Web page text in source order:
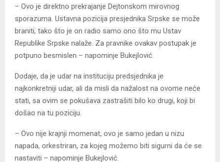
– Ovo je direktno prekrajanje Dejtonskom mirovnog
sporazuma. Ustavna pozicija presjednika Srpske se može
braniti, tako što je on radio samo ono što mu Ustav
Republike Srpske nalaže. Za pravnike ovakav postupak je
potpuno besmislen – napominje Bukejlović.
Dodaje, da je udar na instituciju predsjednika je
najkonkretniji udar, ali da misli da nažalost na ovome neće
stati, sa ovim se pokušava zastrašiti bilo ko drugi, koji bi
došao na tu poziciju.
– Ovo nije krajnji momenat, ovo je samo jedan u nizu
napada, orkestriran, za kojeg možemo biti sigurni da će se
nastaviti – napominje Bukejlović.